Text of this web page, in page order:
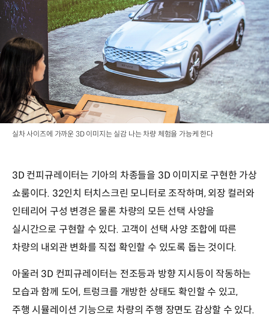
실차 사이즈에 가까운 3D 이미지는 실감 나는 차량 체험을 가능케 한다
3D 컨피규레이터는 기아의 차종들을 3D 이미지로 구현한 가상
쇼룸이다. 32인치 터치스크린 모니터로 조작하며, 외장 컬러와
인테리어 구성 변경은 물론 차량의 모든 선택 사양을
실시간으로 구현할 수 있다. 고객이 선택 사양 조합에 따른
차량의 내외관 변화를 직접 확인할 수 있도록 돕는 것이다.
아울러 3D 컨피규레이터는 전조등과 방향 지시등이 작동하는
모습과 함께 도어, 트렁크를 개방한 상태도 확인할 수 있고,
주행 시뮬레이션 기능으로 차량의 주행 장면도 감상할 수 있다.